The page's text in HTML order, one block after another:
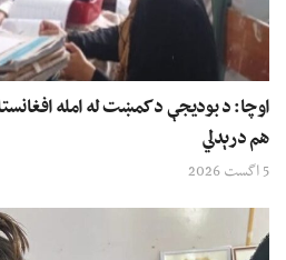
اوچا: د بودیجې د کمښت له امله
هم درېدلي
5 اگست 2026